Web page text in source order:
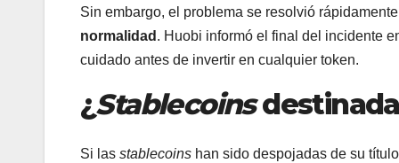
Sin embargo, el problema se resolvió
normalidad . Huobi informó el final del incidente
cuidado antes de invertir en cualquier token.
¿Stablecoins
Si las stablecoins han sido despojadas de su